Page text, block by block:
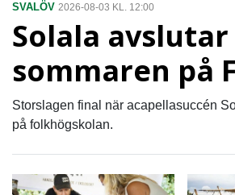
SVALÖV 2026-08-03 KL. 12:00
Solala avslutar
sommaren på
Storslagen final när acapellasuccén
på folkhögskolan.